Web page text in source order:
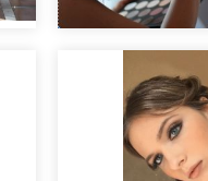
Laura.